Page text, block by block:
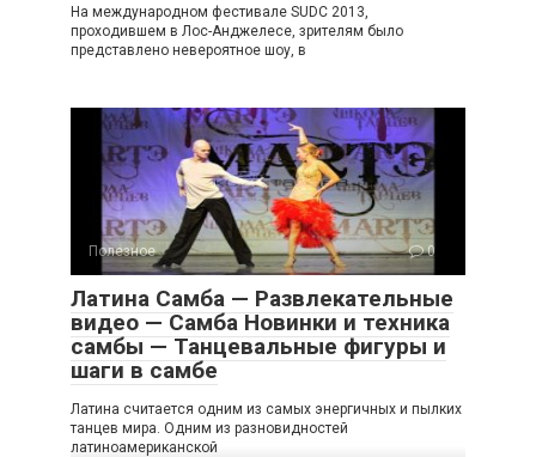
На международном фестивале SUDC 2013,
проходившем в Лос-Анджелесе, зрителям было
представлено невероятное шоу, в
Полезное 0
Латина Самба — Развлекательные
видео — Самба Новинки и техника
самбы — Танцевальные фигуры и
шаги в самбе
Латина считается одним из самых энергичных и пылких
танцев мира. Одним из разновидностей
латиноамериканской